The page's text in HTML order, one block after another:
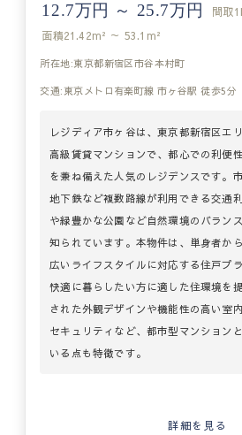
12.7万円 ～ 25.7万円 間取
面積21.42m² ～ 53.1m²
所在地:東京都新宿区市谷本村町
交通:東京メトロ有楽町線 市ヶ谷駅 徒歩5分
レジディア市ヶ谷は、東京都新宿区エ
高級賃貸マンションで、都心での利便
を兼ね備えた人気のレジデンスです。
地下鉄など複数路線が利用できる交通
や緑豊かな公園など自然環境のバラン
知られています。本物件は、単身者か
広いライフスタイルに対応する住戸プ
快適に暮らしたい方に適した住環境を
された外観デザインや機能性の高い室
セキュリティなど、都市型マンション
いる点も特徴です。
詳細を見る